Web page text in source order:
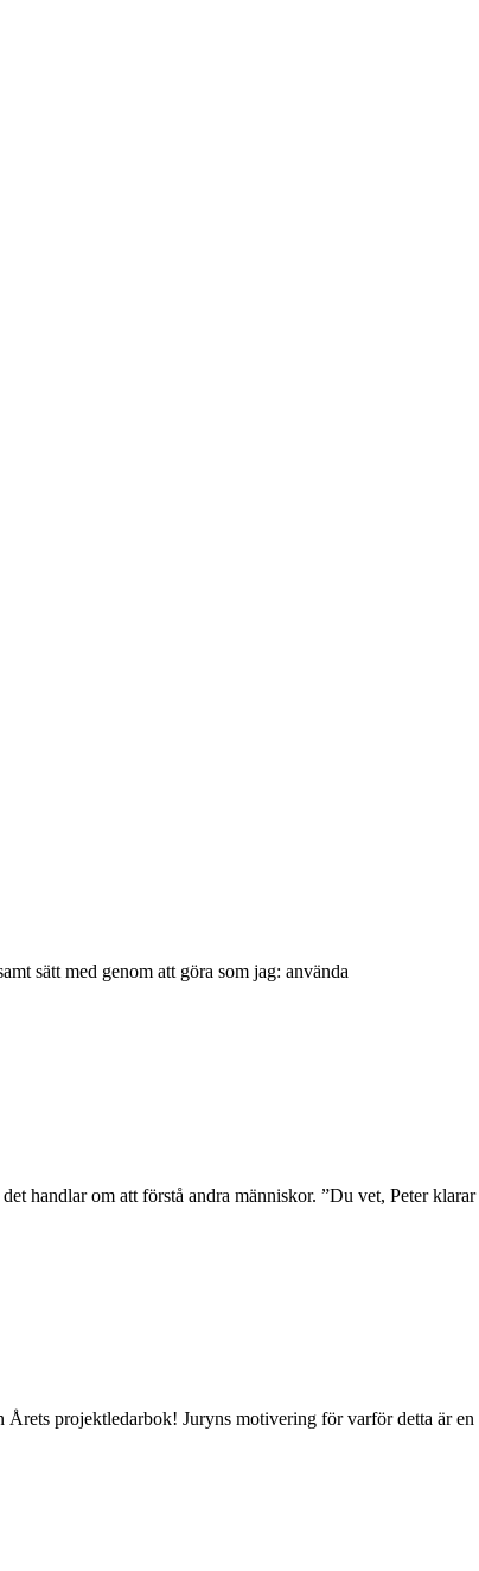
sätt med genom att göra som jag: använda
handlar om att förstå andra människor. ”Du vet, Peter klarar
projektledarbok! Juryns motivering för varför detta är en